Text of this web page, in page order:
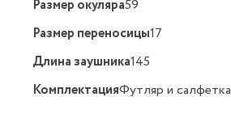
Размер окуляра59
Размер переносицы17
Длина заушника145
КомплектацияФутляр и салфетка